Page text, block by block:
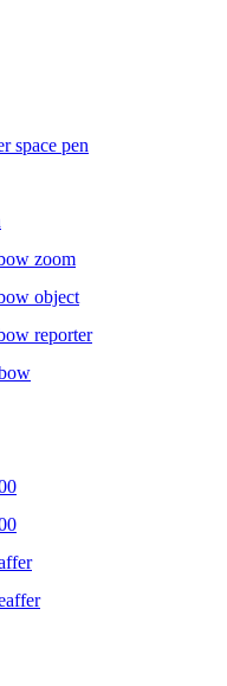
space pen
zoom
object
reporter